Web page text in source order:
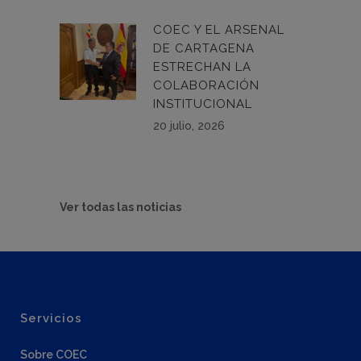
COEC Y EL ARSENAL
DE CARTAGENA
ESTRECHAN LA
COLABORACIÓN
INSTITUCIONAL
20 julio, 2026
Ver todas las noticias
Servicios
Sobre COEC